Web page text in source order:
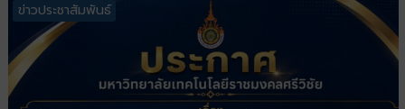
ข่าวประชาสัมพันธ์